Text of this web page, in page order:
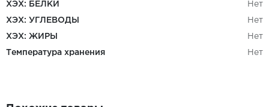
ХЭХ: БЕЛКИ Нет
ХЭХ: УГЛЕВОДЫ Нет
ХЭХ: ЖИРЫ Нет
Температура хранения Нет